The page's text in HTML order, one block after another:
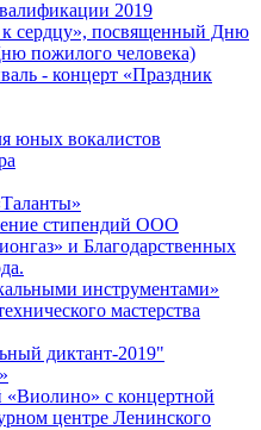
2019
к сердцу», посвященный Дню
пожилого человека)
- концерт «Праздник
юных вокалистов
стипендий ООО
и Благодарственных
инструментами»
мастерства
диктант-2019"
«Виолино» с концертной
центре Ленинского